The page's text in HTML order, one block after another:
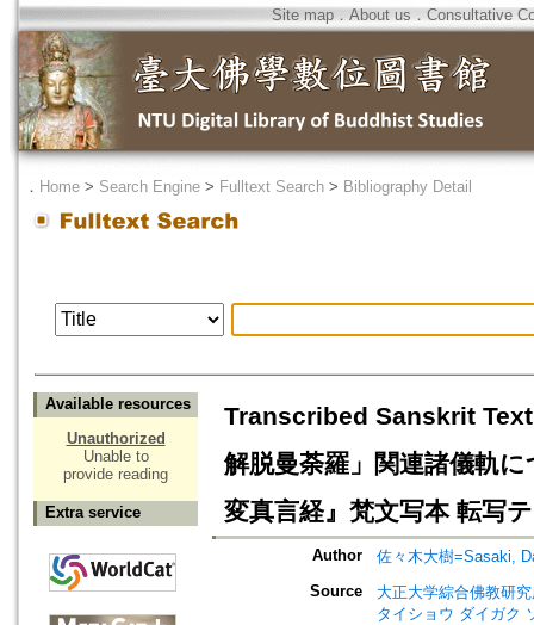
Site map．About us ． Consultative
． Home > Search Engine > Fulltext Search > Bibliography Detail
Available resources
Unauthorized
Unable to
provide reading
Extra service
Transcribed Sanskrit
解脱曼荼羅」関連諸儀軌
変真言経』梵文写本 転写
Author
佐々木大樹=Sasaki,
Source
大正大学綜合佛教研
タイショウ ダイガク